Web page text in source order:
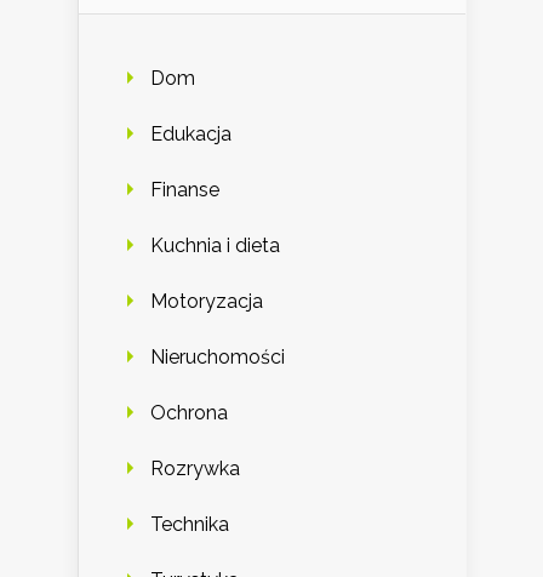
Dom
Edukacja
Finanse
Kuchnia i dieta
Motoryzacja
Nieruchomości
Ochrona
Rozrywka
Technika